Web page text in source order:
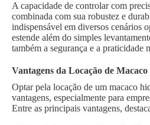
A capacidade de controlar com
combinada com sua robustez e
indispensável em diversos cenários
estende além do simples
também a segurança e a praticidade
Vantagens da Locação de
Optar pela locação de um macaco
vantagens, especialmente para
Entre as principais vantagens,